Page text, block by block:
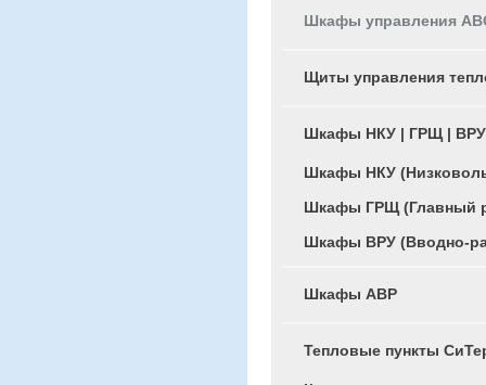
Шкафы управления
Щиты управления
Шкафы НКУ | ГРЩ | ВРУ
Шкафы НКУ
Шкафы ГРЩ (Главный
Шкафы ВРУ (Вводно-
Шкафы АВР
Тепловые пункты